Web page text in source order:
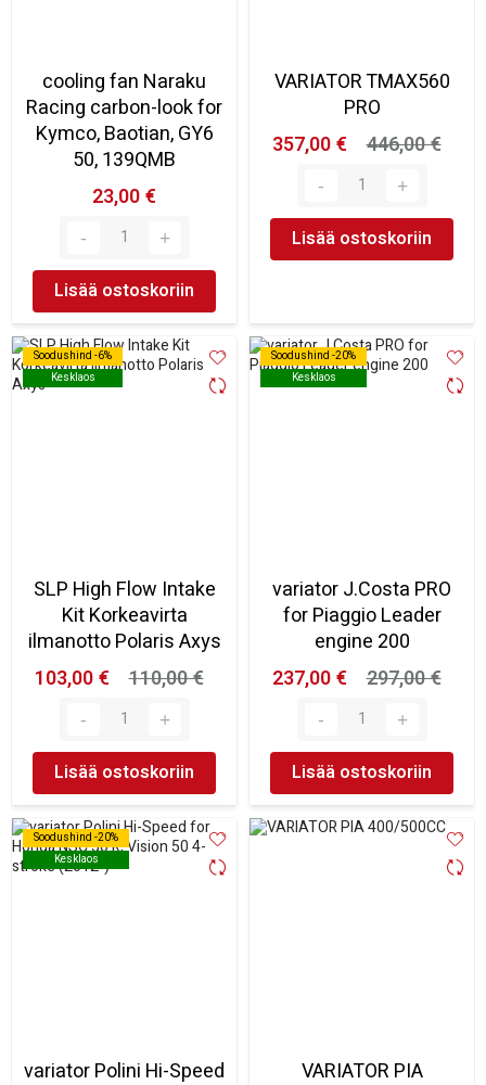
cooling fan Naraku
Racing carbon-look for
Kymco, Baotian, GY6
50, 139QMB
23,00 €
Lisää ostoskoriin
VARIATOR TMAX560
PRO
357,00 €
446,00 €
Lisää ostoskoriin
Soodushind -6%
Kesklaos
Soodushind -6%
Kesklaos
SLP High Flow Intake
Kit Korkeavirta
ilmanotto Polaris Axys
103,00 €
110,00 €
Lisää ostoskoriin
Soodushind -20%
Kesklaos
Soodushind -20%
Kesklaos
variator J.Costa PRO
for Piaggio Leader
engine 200
237,00 €
297,00 €
Lisää ostoskoriin
Soodushind -20%
Kesklaos
Soodushind -20%
Kesklaos
variator Polini Hi-Speed
VARIATOR PIA